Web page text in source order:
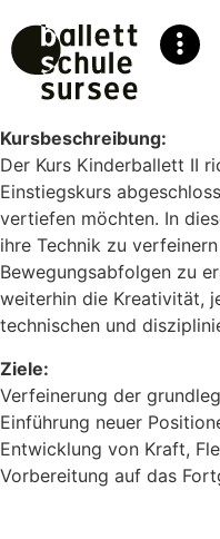
Kursbeschreibung:
Der Kurs Kinderballett II
Einstiegskurs
vertiefen möchten. In
ihre Technik zu
Bewegungsabfolgen zu
weiterhin die Kreativität,
technischen und
Ziele:
Verfeinerung der
Einführung neuer
Entwicklung von Kraft,
Vorbereitung auf das